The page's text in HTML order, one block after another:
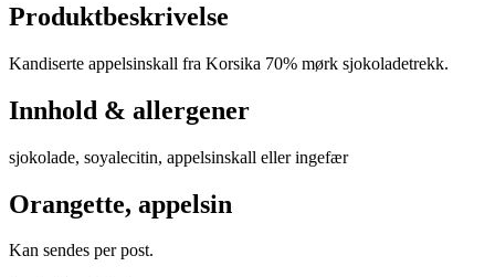
Produktbeskrivelse
Kandiserte appelsinskall fra Korsika 70% mørk sjokoladetrekk.
Innhold & allergener
sjokolade, soyalecitin, appelsinskall eller ingefær
Orangette, appelsin
Kan sendes per post.